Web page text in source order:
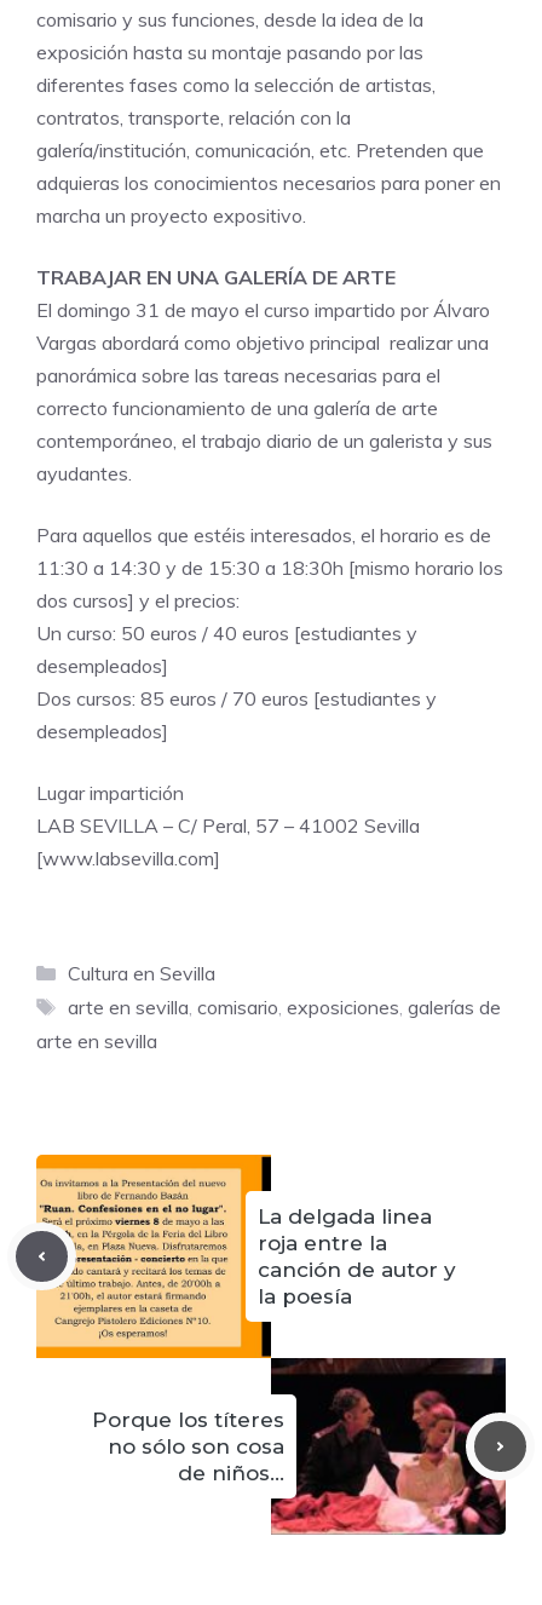
comisario y sus funciones, desde la idea de la
exposición hasta su montaje pasando por las
diferentes fases como la selección de artistas,
contratos, transporte, relación con la
galería/institución, comunicación, etc. Pretenden que
adquieras los conocimientos necesarios para poner en
marcha un proyecto expositivo.
TRABAJAR EN UNA GALERÍA DE ARTE
El domingo 31 de mayo el curso impartido por Álvaro
Vargas abordará como objetivo principal realizar una
panorámica sobre las tareas necesarias para el
correcto funcionamiento de una galería de arte
contemporáneo, el trabajo diario de un galerista y sus
ayudantes.
Para aquellos que estéis interesados, el horario es de
11:30 a 14:30 y de 15:30 a 18:30h [mismo horario los
dos cursos] y el precios:
Un curso: 50 euros / 40 euros [estudiantes y
desempleados]
Dos cursos: 85 euros / 70 euros [estudiantes y
desempleados]
Lugar impartición
LAB SEVILLA – C/ Peral, 57 – 41002 Sevilla
[www.labsevilla.com]
Categorías
Cultura en Sevilla
Etiquetas
arte en sevilla, comisario, exposiciones, galerías de
arte en sevilla
La delgada linea
roja entre la
canción de autor y
la poesía
Porque los títeres
no sólo son cosa
de niños…